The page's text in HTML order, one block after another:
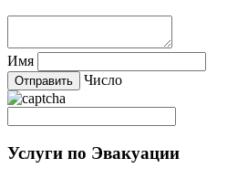
Имя
Число
Услуги по Эвакуации